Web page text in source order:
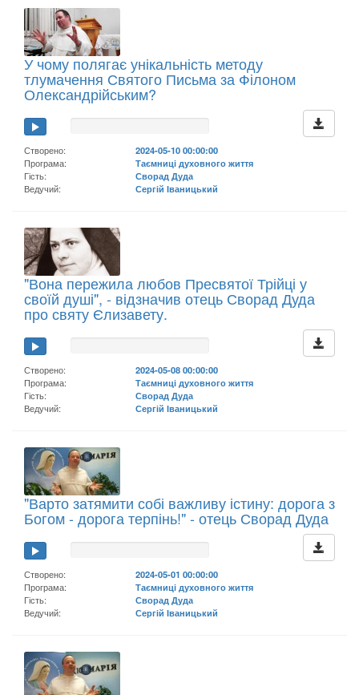
У чому полягає унікальність методу
тлумачення Святого Письма за Філоном
Олександрійським?
Створено:
2024-05-10 00:00:00
Програма:
Таємниці духовного життя
Гість:
Сворад Дуда
Ведучий:
Сергій Іваницький
"Вона пережила любов Пресвятої Трійці у
своїй душі", - відзначив отець Сворад Дуда
про святу Єлизавету.
Створено:
2024-05-08 00:00:00
Програма:
Таємниці духовного життя
Гість:
Сворад Дуда
Ведучий:
Сергій Іваницький
"Варто затямити собі важливу істину: дорога з
Богом - дорога терпінь!" - отець Сворад Дуда
Створено:
2024-05-01 00:00:00
Програма:
Таємниці духовного життя
Гість:
Сворад Дуда
Ведучий:
Сергій Іваницький